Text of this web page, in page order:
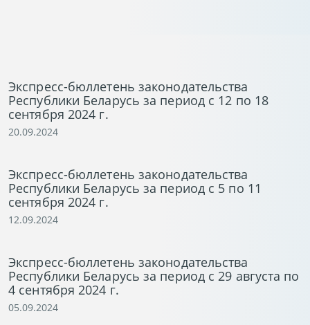
Экспресс-бюллетень законодательства
Республики Беларусь за период с 12 по 18
сентября 2024 г.
20.09.2024
Экспресс-бюллетень законодательства
Республики Беларусь за период с 5 по 11
сентября 2024 г.
12.09.2024
Экспресс-бюллетень законодательства
Республики Беларусь за период с 29 августа по
4 сентября 2024 г.
05.09.2024